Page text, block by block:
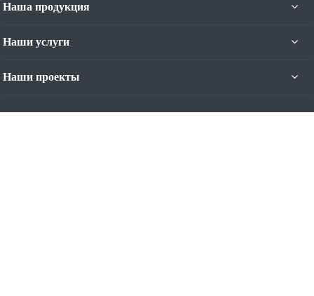
Наша продукция
Наши услуги
Наши проекты